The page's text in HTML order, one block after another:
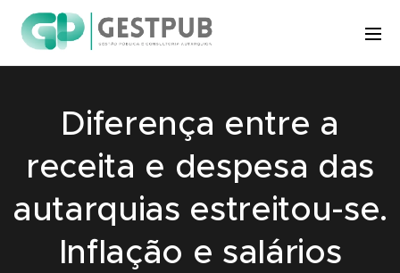
Diferença entre a
receita e despesa das
autarquias estreitou-se.
Inflação e salários